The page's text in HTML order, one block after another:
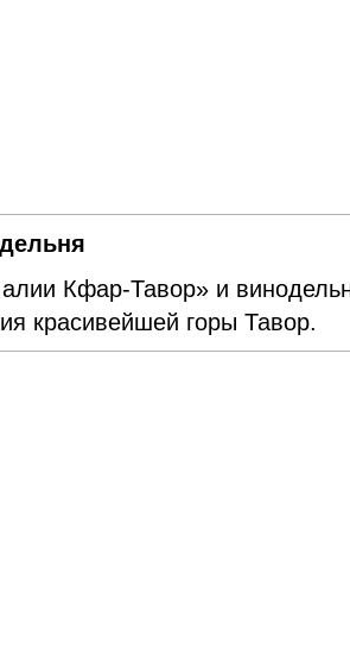
Кфар-Тавор» и
красивейшей горы Тавор.